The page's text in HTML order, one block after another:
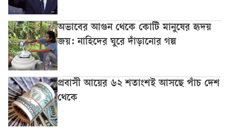
অভাবের আগুন থেকে কোটি মানুষের হৃদয়
জয়: নাহিদের ঘুরে দাঁড়ানোর গল্প
প্রবাসী আয়ের ৬২ শতাংশই আসছে পাঁচ দেশ
থেকে